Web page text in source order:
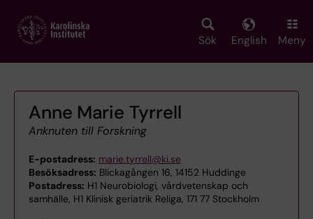
main
Sök English Meny
Anne Marie Tyrrell
Anknuten till Forskning
E-postadress: marie.tyrrell@ki.se
Besöksadress: Blickagången 16, 14152 Huddinge
Postadress: H1 Neurobiologi, vårdvetenskap och
samhälle, H1 Klinisk geriatrik Religa, 171 77 Stockholm